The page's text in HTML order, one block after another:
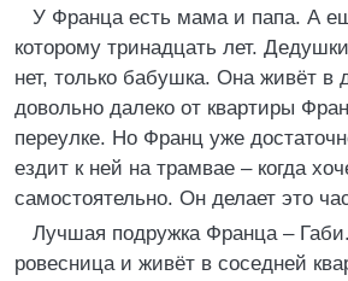
У Франца есть мама и папа. А
которому тринадцать лет.
нет, только бабушка. Она живёт в
довольно далеко от квартиры
переулке. Но Франц уже
ездит к ней на трамвае – когда
самостоятельно. Он делает это
Лучшая подружка Франца –
ровесница и живёт в соседней